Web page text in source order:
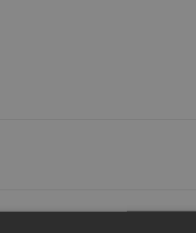
son la marca y el coche